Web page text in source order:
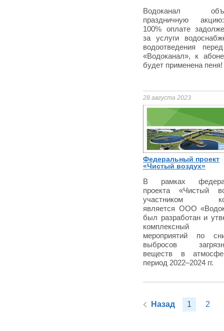
Водоканал
праздничную
100% оплате
за услуги
водоотведения
«Водоканал», к
будет применена пеня!
28 августа 2023
Федеральный проект
«Чистый воздух»
В рамках
проекта «Чистый
участником
является ООО
был разработан и
комплексный
мероприятий по
выбросов
веществ в
период 2022–2024 гг.
Назад 1 2